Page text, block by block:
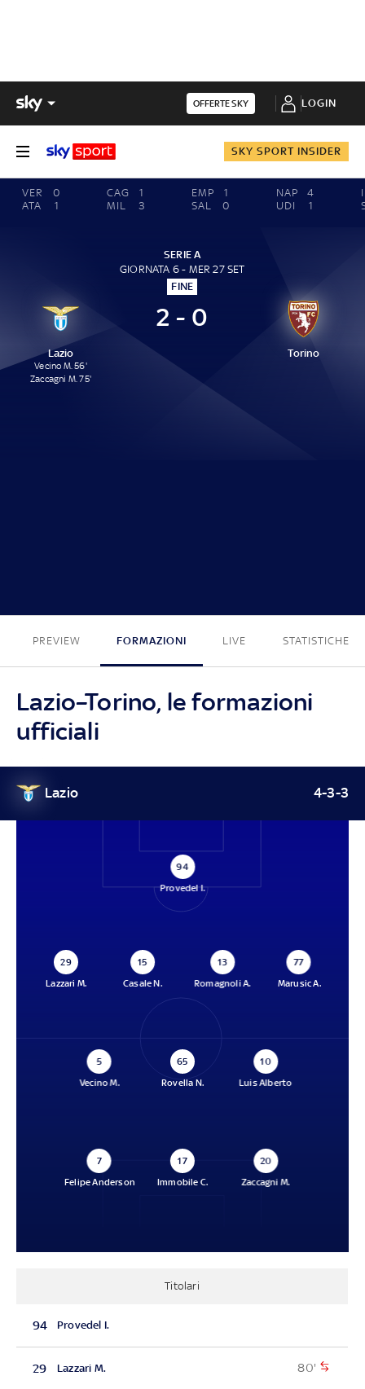
OFFERTE SKY LOGIN
SKY SPORT INSIDER
VER
0
ATA
1
CAG
1
MIL
3
EMP
1
SAL
0
NAP
4
UDI
1
SERIE A
GIORNATA 6 - MER 27 SET
FINE
Lazio
Vecino M. 56'
Zaccagni M. 75'
2 - 0
Torino
PREVIEW FORMAZIONI LIVE STATISTICHE
Lazio–Torino, le formazioni
ufficiali
Lazio 4-3-3
94
Provedel I.
29
Lazzari M.
15
Casale N.
13
Romagnoli A.
77
Marusic A.
5
Vecino M.
65
Rovella N.
10
Luis Alberto
7
Felipe Anderson
17
Immobile C.
20
Zaccagni M.
Titolari
94 Provedel I.
29 Lazzari M. 80'